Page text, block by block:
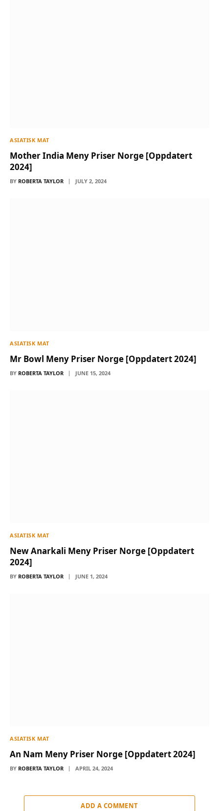
ASIATISK MAT
Mother India Meny Priser Norge [Oppdatert
2024]
BY ROBERTA TAYLOR JULY 2, 2024
ASIATISK MAT
Mr Bowl Meny Priser Norge [Oppdatert 2024]
BY ROBERTA TAYLOR JUNE 15, 2024
ASIATISK MAT
New Anarkali Meny Priser Norge [Oppdatert
2024]
BY ROBERTA TAYLOR JUNE 1, 2024
ASIATISK MAT
An Nam Meny Priser Norge [Oppdatert 2024]
BY ROBERTA TAYLOR APRIL 24, 2024
ADD A COMMENT